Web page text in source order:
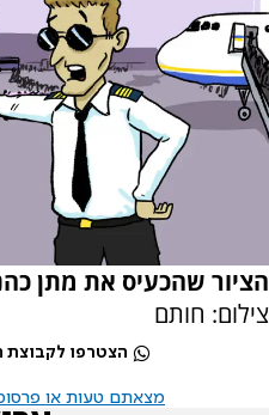
הציור שהכעיס את מתן
צילום: חותם
הצטרפו לקבוצת
מצאתם טעות או